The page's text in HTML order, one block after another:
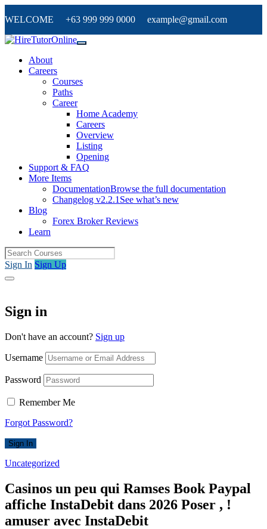
WELCOME +63 999 999 0000 example@gmail.com
About
Careers
Courses
Paths
Career
Home Academy
Careers
Overview
Listing
Opening
Support & FAQ
More Items
DocumentationBrowse the full documentation
Changelog v2.2.1 See what’s new
Blog
Forex Broker Reviews
Learn
Sign In Sign Up
Sign in
Don't have an account? Sign up
Username
Password
Remember Me
Forgot Password?
Sign In
Uncategorized
Casinos un peu qui Ramses Book Paypal
affiche InstaDebit dans 2026 Poser , !
amuser avec InstaDebit